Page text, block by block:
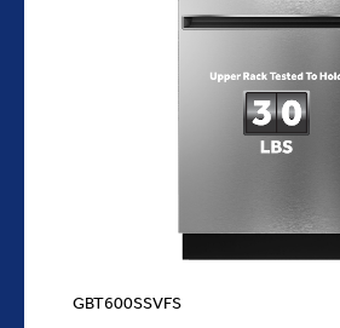
GBT600SSVFS